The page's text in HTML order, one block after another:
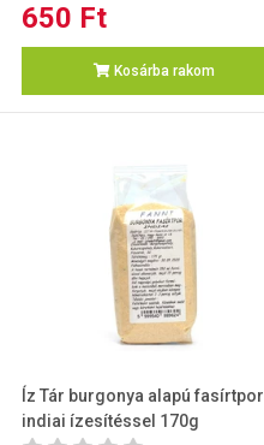
650 Ft
Kosárba rakom
Íz Tár burgonya alapú fasírtpor
indiai ízesítéssel 170g